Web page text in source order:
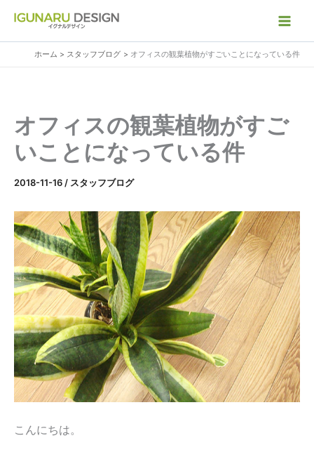
を
ホーム スタッフブログ オフィスの観葉植物がすごいことになっている件
オフィスの観葉植物がすご
いことになっている件
2018-11-16 / スタッフブログ
こんにちは。